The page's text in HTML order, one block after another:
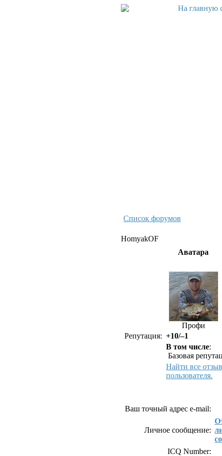
Список форумов
HomyakOF
Аватара
Профи
Репутация: +10/–1
В том числе:
Базовая
Найти все
пользователя.
Ваш точный адрес e-mail:
Личное сообщение:
ICQ Number: